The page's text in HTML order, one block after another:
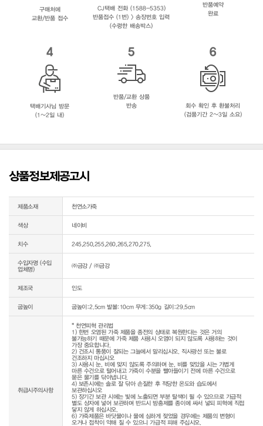
구매처에
교환/반품 접수
CJ택배 전화 (1588-5353)
반품접수 (1번) > 송장번호 입력
(수령한 배송박스)
반품예약
완료
4
택배기사님 방문
(1~2일 내)
5
반품/교환 상품
반송
6
회수 확인 후 환불처리
(검품기간 2~3일 소요)
상품정보제공고시
제품소재 천연소가죽
색상 네이비
치수 245,250,255,260,265,270,275,
수입자명 (수입
업체명)
㈜금강 / ㈜금강
제조국 인도
굽높이 굽높이:2.5cm 발볼:10cm 무게:350g 길이:29.5cm
취급시주의사항
* 천연피혁 관리법
1) 한번 오염된 가죽 제품을 종전의 상태로 복원한다는 것은 거의
불가능하기 때문에 가죽 제품 사용시 오염이 되지 않도록 사용하는 것이
가장 중요합니다.
2) 건조시 통풍이 잘되는 그늘에서 말리십시오. 직사광선 또는 불로
건조하지 마십시오
3) 사용시 눈, 비에 맞지 않도록 주의하며 눈, 비를 맞았을 시는 가볍게
마른 수건으로 털어내고 가죽이 수분을 빨아들이기 전에 마른 수건으로
묻은 물기를 닦아냅니다.
4) 보존시에는 솔로 잘 닦아 손질한 후 적당한 온도와 습도에서
보관하십시오
5) 장기간 보관 시에는 빛에 노출되면 부분 탈색이 될 수 있으므로 가급적
별도 상자에 넣어 보관하며 반드시 방충제를 종이에 싸서 넣되 피혁에 직접
닿지 않게 하십시오.
6) 가죽제품은 바닷물이나 물에 심하게 젖었을 경우에는 제품의 변형이
오거나 접착이 약해 질 수 있으니 가급적 피해 주십시오.